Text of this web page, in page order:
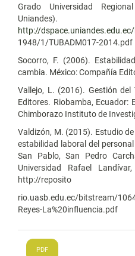
Grado Universidad
Uniandes).
http://
1948/1/TUBADM017-2014.pdf
Socorro, F. (2006).
cambia. México: Compañía
Vallejo, L. (2016). Gestión
Editores. Riobamba, Ecuador:
Chimborazo Instituto de
Valdizón, M. (2015). Estudio
estabilidad laboral del
San Pablo, San Pedro
Universidad Rafael
http://reposito
rio.uasb.edu.ec/bitstream/
Reyes-La%20influencia.pdf
PDF